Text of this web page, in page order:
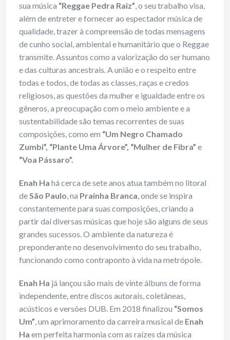
sua música “Reggae Pedra Raiz”, o seu trabalho visa,
além de entreter e fornecer ao espectador música de
qualidade, trazer à compreensão de todas mensagens
de cunho social, ambiental e humanitário que o Reggae
transmite. Assuntos como a valorização do ser humano
e das culturas ancestrais. A união e o respeito entre
todas e todos, de todas as classes, raças e credos
religiosos, as questões da mulher e igualdade entre os
gêneros, a preocupação com o meio ambiente e a
sustentabilidade são temas recorrentes de suas
composições, como em “Um Negro Chamado
Zumbi”, “Plante Uma Árvore”, “Mulher de Fibra” e
“Voa Pássaro”.
Enah Ha há cerca de sete anos atua também no litoral
deSão Paulo, na Prainha Branca, onde se inspira
constantemente para suas composições, criando a
partir daí diversas músicas que hoje são alguns de seus
grandes sucessos. O ambiente da natureza é
preponderante no desenvolvimento do seu trabalho,
funcionando como contraponto à vida na metrópole.
Enah Ha já lançou são mais de vinte álbuns de forma
independente, entre discos autorais, coletâneas,
acústicos e versões DUB. Em 2018 finalizou “Somos
Um”, um aprimoramento da carreira musical de Enah
Ha em perfeita harmonia com as raízes da música